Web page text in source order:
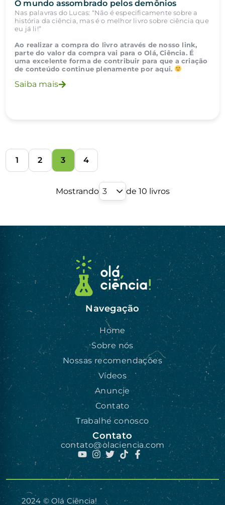
O mundo assombrado pelos demônios
Nas palavras do Lucas: “Não é especificamente sobre a
história da ciência, mas é o melhor livro sobre ciência que
eu já li!”
Ao realizar a compra do livro através de nosso link,
parte do valor da compra vai para o Olá, Ciência. É
uma excelente forma de contribuir para que a criação
de conteúdo continue plenamente por aqui.
Saiba mais
1 2 3 4
Mostrando 3 de 10 livros
Navegação
Home
Sobre nós
Nossas recomendações
Vídeos
Anuncie
Contato
Trabalhe conosco
Contato
contato@olaciencia.com
2024 © Olá Ciência!